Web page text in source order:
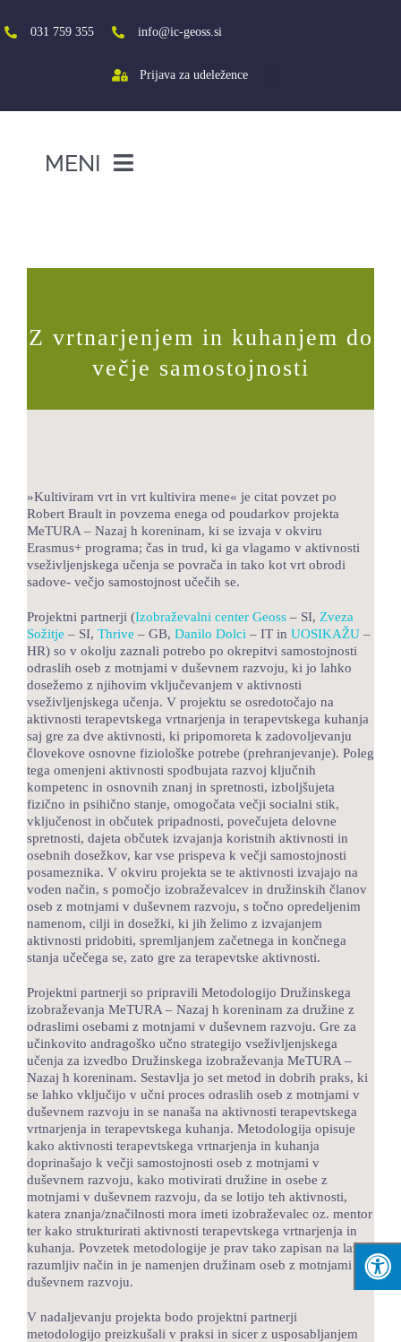
to
content
031 759 355 info@ic-geoss.si
Prijava za udeležence
MENI
KNJIŽNICA
60-LETNICA
Z vrtnarjenjem in kuhanjem do
večje samostojnosti
»Kultiviram vrt in vrt kultivira mene« je citat povzet po
Robert Brault in povzema enega od poudarkov projekta
MeTURA – Nazaj h koreninam, ki se izvaja v okviru
Erasmus+ programa; čas in trud, ki ga vlagamo v aktivnosti
vseživljenjskega učenja se povrača in tako kot vrt obrodi
sadove- večjo samostojnost učečih se.
Projektni partnerji (Izobraževalni center Geoss– SI, Zveza
Sožitje – SI, Thrive – GB, Danilo Dolci – IT in UOSIKAŽU–
HR) so v okolju zaznali potrebo po okrepitvi samostojnosti
odraslih oseb z motnjami v duševnem razvoju, ki jo lahko
dosežemo z njihovim vključevanjem v aktivnosti
vseživljenjskega učenja. V projektu se osredotočajo na
aktivnosti terapevtskega vrtnarjenja in terapevtskega kuhanja
saj gre za dve aktivnosti, ki pripomoreta k zadovoljevanju
človekove osnovne fiziološke potrebe (prehranjevanje). Poleg
tega omenjeni aktivnosti spodbujata razvoj ključnih
kompetenc in osnovnih znanj in spretnosti, izboljšujeta
fizično in psihično stanje, omogočata večji socialni stik,
vključenost in občutek pripadnosti, povečujeta delovne
spretnosti, dajeta občutek izvajanja koristnih aktivnosti in
osebnih dosežkov, kar vse prispeva k večji samostojnosti
posameznika. V okviru projekta se te aktivnosti izvajajo na
voden način, s pomočjo izobraževalcev in družinskih članov
oseb z motnjami v duševnem razvoju, s točno opredeljenim
namenom, cilji in dosežki, ki jih želimo z izvajanjem
aktivnosti pridobiti, spremljanjem začetnega in končnega
stanja učečega se, zato gre za terapevtske aktivnosti.
Projektni partnerji so pripravili Metodologijo Družinskega
izobraževanja MeTURA – Nazaj h koreninam za družine z
odraslimi osebami z motnjami v duševnem razvoju. Gre za
učinkovito andragoško učno strategijo vseživljenjskega
učenja za izvedbo Družinskega izobraževanja MeTURA –
Nazaj h koreninam. Sestavlja jo set metod in dobrih praks, ki
se lahko vključijo v učni proces odraslih oseb z motnjami v
duševnem razvoju in se nanaša na aktivnosti terapevtskega
vrtnarjenja in terapevtskega kuhanja. Metodologija opisuje
kako aktivnosti terapevtskega vrtnarjenja in kuhanja
doprinašajo k večji samostojnosti oseb z motnjami v
duševnem razvoju, kako motivirati družine in osebe z
motnjami v duševnem razvoju, da se lotijo teh aktivnosti,
katera znanja/značilnosti mora imeti izobraževalec oz. mentor
ter kako strukturirati aktivnosti terapevtskega vrtnarjenja in
kuhanja. Povzetek metodologije je prav tako zapisan na lažje
razumljiv način in je namenjen družinam oseb z motnjami v
duševnem razvoju.
V nadaljevanju projekta bodo projektni partnerji
metodologijo preizkušali v praksi in sicer z usposabljanjem